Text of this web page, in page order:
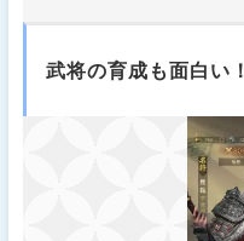
武将の育成も面白い！